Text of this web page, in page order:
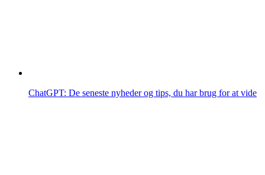
ChatGPT: De seneste nyheder og tips, du har brug for at vide